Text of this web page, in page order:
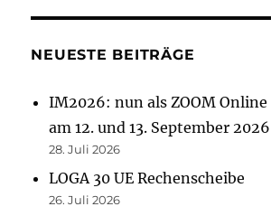
NEUESTE BEITRÄGE
IM2026: nun als ZOOM
am 12. und 13. September 2026
28. Juli 2026
LOGA 30 UE Rechenscheibe
26. Juli 2026